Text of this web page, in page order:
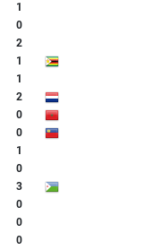
1
0
2
1
1
2
0
0
1
0
3
0
0
0